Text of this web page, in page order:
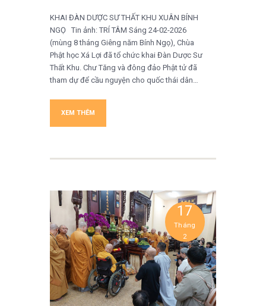
KHAI ĐÀN DƯỢC SƯ THẤT KHU XUÂN BÍNH
NGỌ Tin ảnh: TRÍ TÂM Sáng 24-02-2026
(mùng 8 tháng Giêng năm Bính Ngọ), Chùa
Phật học Xá Lợi đã tổ chức khai Đàn Dược Sư
Thất Khu. Chư Tăng và đông đảo Phật tử đã
tham dự để cầu nguyện cho quốc thái dân…
XEM THÊM
17
Tháng
2